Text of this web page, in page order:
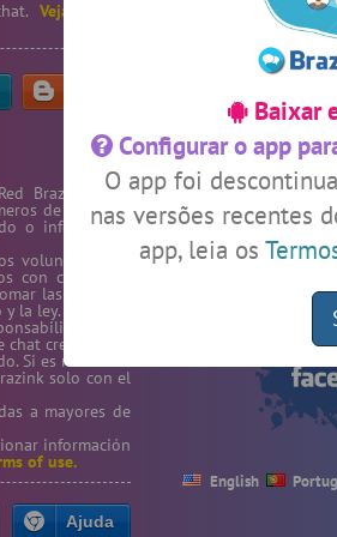
#Zoom
#LoveHits
Ver todas as
Veja nossos
Brazink. Este
de teléfono,
o información
voluntarios de
con contenido
las medidas
la ley.
de las
creadas por
Si es menor de
solo con el
a mayores de
información
of use.
Ajuda
🎁 Promoção 🛍
English
Baixar
Configurar o app
O app foi
nas versões recentes
app, leia os